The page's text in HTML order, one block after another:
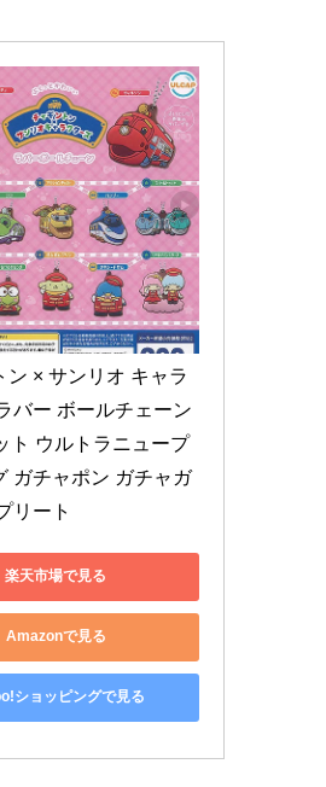
ン × サンリオ キャラ
バー ボールチェーン
ト ウルトラニュープ
ガチャポン ガチャガ
リート
楽天市場で見る
Amazonで見る
ショッピングで見る